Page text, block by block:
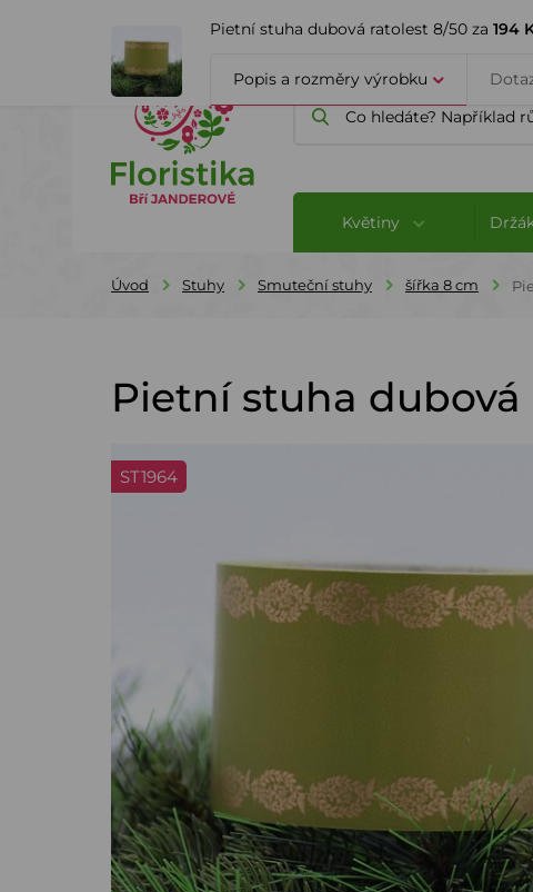
ÚVOD O FIRMĚ BLOG
Květiny
Úvod Stuhy Smuteční stuhy šířka 8 cm
Pietní stuha
ST1964
Pietní stuha dubová ratolest 8/50 za 194
Popis a rozměry výrobku